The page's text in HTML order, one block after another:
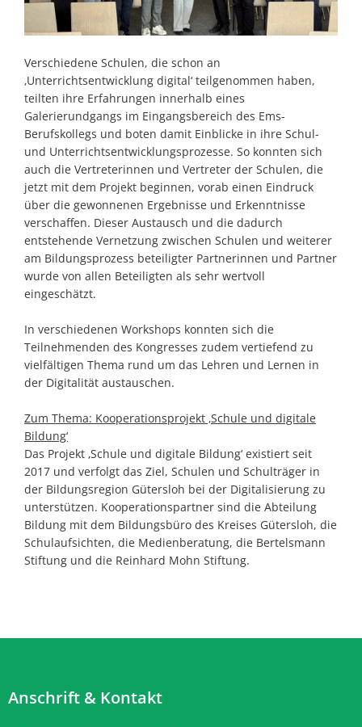
Verschiedene Schulen, die schon an
‚Unterrichtsentwicklung digital‘ teilgenommen haben,
teilten ihre Erfahrungen innerhalb eines
Galerierundgangs im Eingangsbereich des Ems-
Berufskollegs und boten damit Einblicke in ihre Schul-
und Unterrichtsentwicklungsprozesse. So konnten sich
auch die Vertreterinnen und Vertreter der Schulen, die
jetzt mit dem Projekt beginnen, vorab einen Eindruck
über die gewonnenen Ergebnisse und Erkenntnisse
verschaffen. Dieser Austausch und die dadurch
entstehende Vernetzung zwischen Schulen und weiterer
am Bildungsprozess beteiligter Partnerinnen und Partner
wurde von allen Beteiligten als sehr wertvoll
eingeschätzt.
In verschiedenen Workshops konnten sich die
Teilnehmenden des Kongresses zudem vertiefend zu
vielfältigen Thema rund um das Lehren und Lernen in
der Digitalität austauschen.
Zum Thema: Kooperationsprojekt ‚Schule und digitale
Bildung‘
Das Projekt ‚Schule und digitale Bildung‘ existiert seit
2017 und verfolgt das Ziel, Schulen und Schulträger in
der Bildungsregion Gütersloh bei der Digitalisierung zu
unterstützen. Kooperationspartner sind die Abteilung
Bildung mit dem Bildungsbüro des Kreises Gütersloh, die
Schulaufsichten, die Medienberatung, die Bertelsmann
Stiftung und die Reinhard Mohn Stiftung.
Anschrift & Kontakt